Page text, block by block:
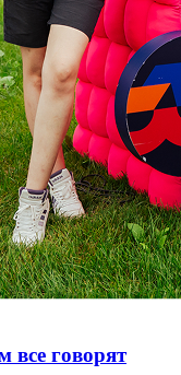
все говорят